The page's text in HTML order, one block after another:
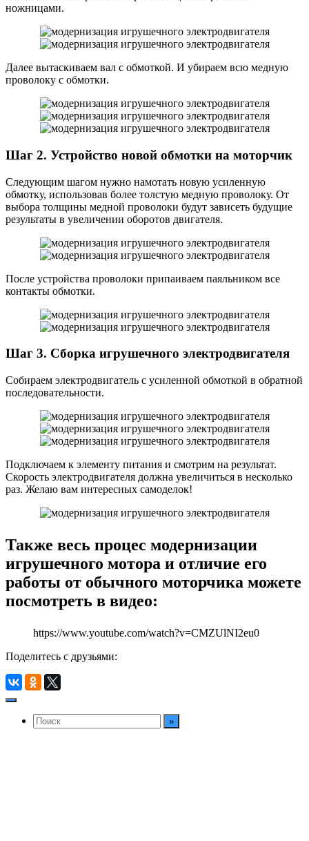
ножницами.
Далее вытаскиваем вал с обмоткой. И убираем всю медную
проволоку с обмотки.
Шаг 2. Устройство новой обмотки на моторчик
Следующим шагом нужно намотать новую усиленную
обмотку, использовав более толстую медную проволоку. От
выбора толщины медной проволоки будут зависеть будущие
результаты в увеличении оборотов двигателя.
После устройства проволоки припаиваем паяльником все
контакты обмотки.
Шаг 3. Сборка игрушечного электродвигателя
Собираем электродвигатель с усиленной обмоткой в обратной
последовательности.
Подключаем к элементу питания и смотрим на результат.
Скорость электродвигателя должна увеличиться в несколько
раз. Желаю вам интересных самоделок!
Также весь процес модернизации
игрушечного мотора и отличие его
работы от обычного моторчика можете
посмотреть в видео:
https://www.youtube.com/watch?v=CMZUlNI2eu0
Поделитесь с друзьями: